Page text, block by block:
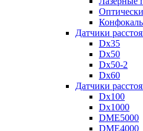
Датчики
Dx35
Dx50
Dx50-2
Dx60
Датчики
Dx100
Dx1000
DME5000
DME4000